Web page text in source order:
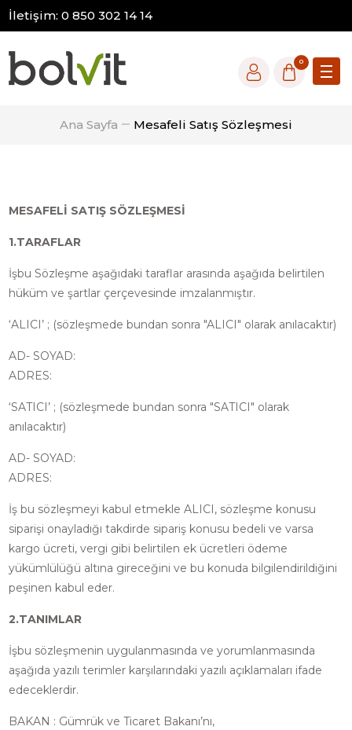
İletişim: 0 850 302 14 14
0
Ana Sayfa Mesafeli Satış Sözleşmesi
MESAFELİ SATIŞ SÖZLEŞMESİ
1.TARAFLAR
İşbu Sözleşme aşağıdaki taraflar arasında aşağıda belirtilen
hüküm ve şartlar çerçevesinde imzalanmıştır.
‘ALICI’ ; (sözleşmede bundan sonra "ALICI" olarak anılacaktır)
AD- SOYAD:
ADRES:
‘SATICI’ ; (sözleşmede bundan sonra "SATICI" olarak
anılacaktır)
AD- SOYAD:
ADRES:
İş bu sözleşmeyi kabul etmekle ALICI, sözleşme konusu
siparişi onayladığı takdirde sipariş konusu bedeli ve varsa
kargo ücreti, vergi gibi belirtilen ek ücretleri ödeme
yükümlülüğü altına gireceğini ve bu konuda bilgilendirildiğini
peşinen kabul eder.
2.TANIMLAR
İşbu sözleşmenin uygulanmasında ve yorumlanmasında
aşağıda yazılı terimler karşılarındaki yazılı açıklamaları ifade
edeceklerdir.
BAKAN : Gümrük ve Ticaret Bakanı’nı,